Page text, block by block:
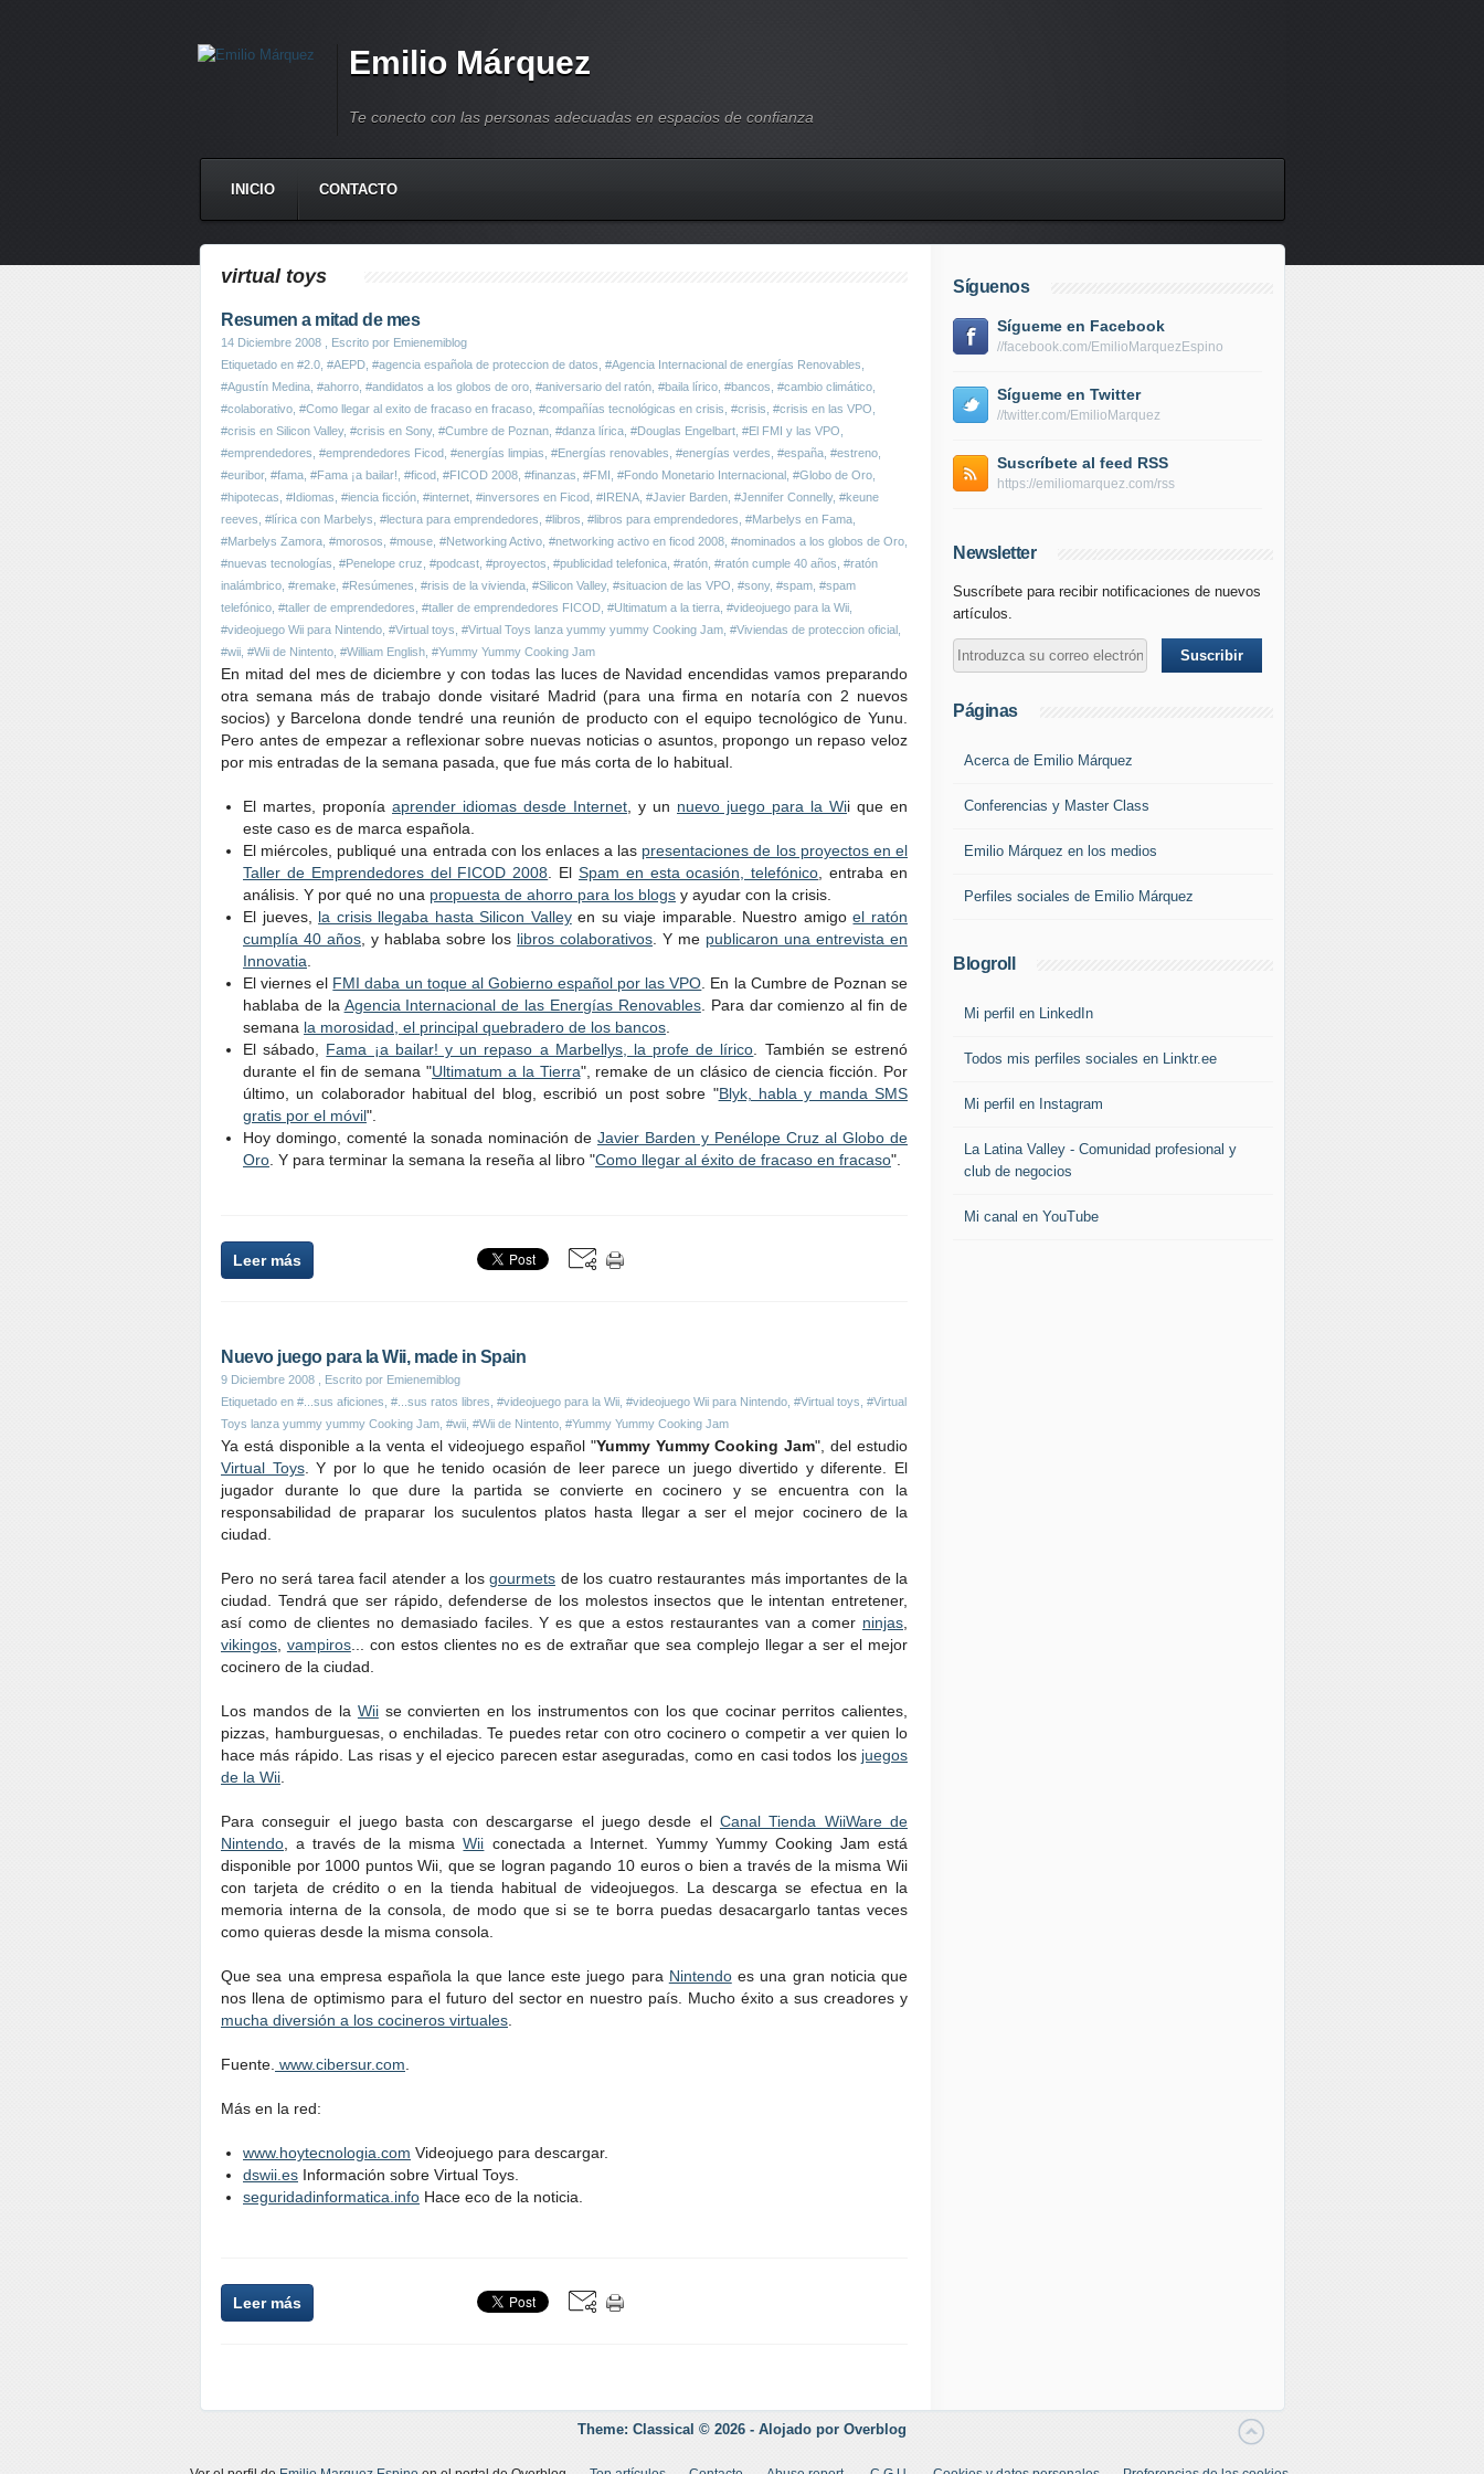
Emilio Márquez
Te conecto con las personas adecuadas en espacios de confianza
INICIO CONTACTO
virtual toys
Resumen a mitad de mes
14 Diciembre 2008 , Escrito por Emienemiblog
Etiquetado en #2.0 #AEPD #agencia española de proteccion de datos #Agencia Internacional de energías Renovables
#Agustín Medina #ahorro #andidatos a los globos de oro #aniversario del ratón #baila lírico #bancos #cambio climático
#colaborativo #Como llegar al exito de fracaso en fracaso #compañías tecnológicas en crisis #crisis #crisis en las VPO
#crisis en Silicon Valley, #crisis en Sony, #Cumbre de Poznan #danza lírica #Douglas Engelbart #El FMI y las VPO
#emprendedores #emprendedores Ficod #energías limpias #Energías renovables #energías verdes #españa #estreno
#euribor, #fama #Fama ¡a bailar! #ficod #FICOD 2008 #finanzas #FMI #Fondo Monetario Internacional #Globo de Oro
#hipotecas #Idiomas #iencia ficción #internet #inversores en Ficod #IRENA #Javier Barden #Jennifer Connelly, #keune
reeves #lírica con Marbelys #lectura para emprendedores #libros #libros para emprendedores #Marbelys en Fama
#Marbelys Zamora #morosos #mouse #Networking Activo #networking activo en ficod 2008 #nominados a los globos de Oro
#nuevas tecnologías #Penelope cruz #podcast #proyectos #publicidad telefonica #ratón #ratón cumple 40 años #ratón
inalámbrico #remake #Resúmenes #risis de la vivienda #Silicon Valley, #situacion de las VPO #sony, #spam #spam
telefónico #taller de emprendedores #taller de emprendedores FICOD #Ultimatum a la tierra #videojuego para la Wii
#videojuego Wii para Nintendo #Virtual toys #Virtual Toys lanza yummy yummy Cooking Jam #Viviendas de proteccion oficial
#wii #Wii de Nintento #William English #Yummy Yummy Cooking Jam
En mitad del mes de diciembre y con todas las luces de Navidad encendidas vamos preparando
otra semana más de trabajo donde visitaré Madrid (para una firma en notaría con 2 nuevos
socios) y Barcelona donde tendré una reunión de producto con el equipo tecnológico de Yunu.
Pero antes de empezar a reflexionar sobre nuevas noticias o asuntos, propongo un repaso veloz
por mis entradas de la semana pasada, que fue más corta de lo habitual.
El martes, proponía aprender idiomas desde Internet , y un nuevo juego para la Wii que en
este caso es de marca española.
El miércoles, publiqué una entrada con los enlaces a las presentaciones de los proyectos en el
Taller de Emprendedores del FICOD 2008 . El Spam en esta ocasión, telefónico , entraba en
análisis. Y por qué no una propuesta de ahorro para los blogs y ayudar con la crisis.
El jueves, la crisis llegaba hasta Silicon Valleyen su viaje imparable. Nuestro amigoel ratón
cumplía 40 años , y hablaba sobre los libros colaborativos . Y me publicaron una entrevista en
Innovatia
El viernes el FMI daba un toque al Gobierno español por las VPO . En la Cumbre de Poznan se
hablaba de la Agencia Internacional de las Energías Renovables. Para dar comienzo al fin de
semana la morosidad, el principal quebradero de los bancos
El sábado, Fama ¡a bailar! y un repaso a Marbellys, la profe de lírico . También se estrenó
durante el fin de semana "Ultimatum a la Tierra", remake de un clásico de ciencia ficción. Por
último, un colaborador habitual del blog, escribió un post sobre "Blyk, habla y manda SMS
gratis por el móvil".
Hoy domingo, comenté la sonada nominación de Javier Barden y Penélope Cruz al Globo de
Oro . Y para terminar la semana la reseña al libro "Como llegar al éxito de fracaso en fracaso".
Leer más
Nuevo juego para la Wii, made in Spain
9 Diciembre 2008 , Escrito por Emienemiblog
Etiquetado en #...sus aficiones #...sus ratos libres #videojuego para la Wii #videojuego Wii para Nintendo #Virtual toys #Virtual
Toys lanza yummy yummy Cooking Jam #wii #Wii de Nintento #Yummy Yummy Cooking Jam
Ya está disponible a la venta el videojuego español "Yummy Yummy Cooking Jam", del estudio
Virtual Toys. Y por lo que he tenido ocasión de leer parece un juego divertido y diferente. El
jugador durante lo que dure la partida se convierte en cocinero y se encuentra con la
responsabilidad de praparar los suculentos platos hasta llegar a ser el mejor cocinero de la
ciudad.
Pero no será tarea facil atender a los gourmets de los cuatro restaurantes más importantes de la
ciudad. Tendrá que ser rápido, defenderse de los molestos insectos que le intentan entretener,
así como de clientes no demasiado faciles. Y es que a estos restaurantes van a comer ninjas
vikingos vampiros... con estos clientes no es de extrañar que sea complejo llegar a ser el mejor
cocinero de la ciudad.
Los mandos de la Wiise convierten en los instrumentos con los que cocinar perritos calientes,
pizzas, hamburguesas, o enchiladas. Te puedes retar con otro cocinero o competir a ver quien lo
hace más rápido. Las risas y el ejecico parecen estar aseguradas, como en casi todos los juegos
de la Wii
Para conseguir el juego basta con descargarse el juego desde el Canal Tienda WiiWare de
Nintendo , a través de la mismaWii conectada a Internet. Yummy Yummy Cooking Jam está
disponible por 1000 puntos Wii, que se logran pagando 10 euros o bien a través de la misma Wii
con tarjeta de crédito o en la tienda habitual de videojuegos. La descarga se efectua en la
memoria interna de la consola, de modo que si se te borra puedas desacargarlo tantas veces
como quieras desde la misma consola.
Que sea una empresa española la que lance este juego para Nintendoes una gran noticia que
nos llena de optimismo para el futuro del sector en nuestro país. Mucho éxito a sus creadores y
mucha diversión a los cocineros virtuales
Fuente. www.cibersur.com
Más en la red:
www.hoytecnologia.com Videojuego para descargar.
dswii.es Información sobre Virtual Toys.
seguridadinformatica.info Hace eco de la noticia.
Leer más
Síguenos
Sígueme en Facebook
//facebook.com/EmilioMarquezEspino
Sígueme en Twitter
//twitter.com/EmilioMarquez
Suscríbete al feed RSS
https://emiliomarquez.com/rss
Newsletter
Suscríbete para recibir notificaciones de nuevos
artículos.
Páginas
Acerca de Emilio Márquez
Conferencias y Master Class
Emilio Márquez en los medios
Perfiles sociales de Emilio Márquez
Blogroll
Mi perfil en LinkedIn
Todos mis perfiles sociales en Linktr.ee
Mi perfil en Instagram
La Latina Valley - Comunidad profesional y
club de negocios
Mi canal en YouTube
Theme: Classical © 2026 - Alojado por Overblog